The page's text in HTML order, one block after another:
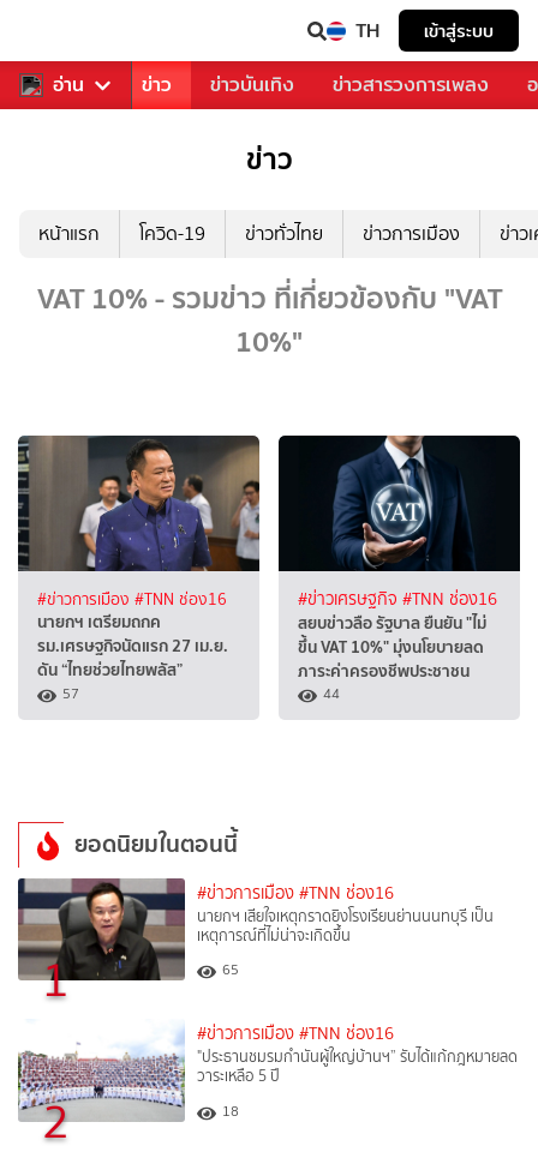
TH เข้าสู่ระบบ
อ่าน
คุณ กีฬา ข่าว ข่าวบันเทิง ข่าวสารวงการเพลง
ข่าว
หน้าแรก โควิด-19 ข่าวทั่วไทย ข่าวการเมือง ข่าว
VAT 10% - รวมข่าว ที่เกี่ยวข้องกับ "VAT
10%"
#ข่าวการเมือง #TNN ช่อง16
นายกฯ เตรียมถกค
รม.เศรษฐกิจนัดแรก 27 เม.ย.
ดัน “ไทยช่วยไทยพลัส”
57
#ข่าวเศรษฐกิจ #TNN ช่อง16
สยบข่าวลือ ​​​​รัฐบาล ยืนยัน "ไม่
ขึ้น VAT 10%" มุ่งนโยบายลด
ภาระค่าครองชีพประชาชน
44
ยอดนิยมในตอนนี้
1
#ข่าวการเมือง #TNN ช่อง16
นายกฯ เสียใจเหตุกราดยิงโรงเรียนย่านนนทบุรี เป็น
เหตุการณ์ที่ไม่น่าจะเกิดขึ้น
65
2
#ข่าวการเมือง #TNN ช่อง16
"ประธานชมรมกำนันผู้ใหญ่บ้านฯ” รับได้แก้กฎหมายลด
วาระเหลือ 5 ปี
18